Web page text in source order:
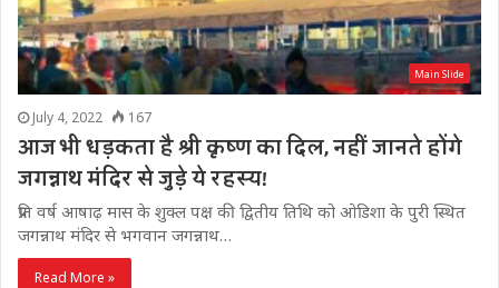
Main Slide
July 4, 2022 167
आज भी धड़कता है श्री कृष्ण का दिल, नहीं जानते होंगे
जगन्नाथ मंदिर से जुड़े ये रहस्य!
प्रति वर्ष आषाढ़ मास के शुक्ल पक्ष की द्वितीय तिथि को ओडिशा के पुरी स्थित
जगन्नाथ मंदिर से भगवान जगन्नाथ…
Read More »